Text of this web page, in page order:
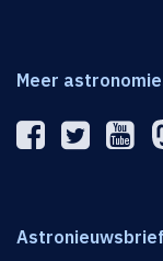
Meer
Astronieuwsbrief